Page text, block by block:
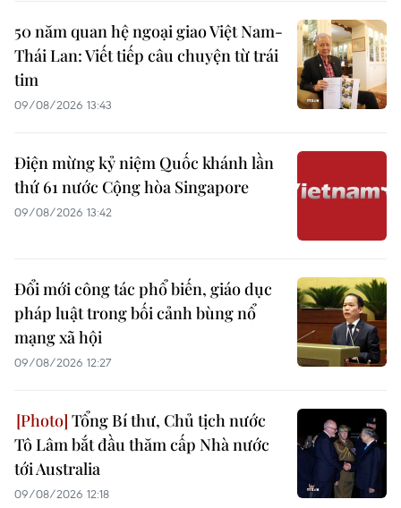
50 năm quan hệ ngoại giao Việt Nam-
Thái Lan: Viết tiếp câu chuyện từ trái
tim
09/08/2026 13:43
Điện mừng kỷ niệm Quốc khánh lần
thứ 61 nước Cộng hòa Singapore
09/08/2026 13:42
Đổi mới công tác phổ biến, giáo dục
pháp luật trong bối cảnh bùng nổ
mạng xã hội
09/08/2026 12:27
Tổng Bí thư, Chủ tịch nước
Tô Lâm bắt đầu thăm cấp Nhà nước
tới Australia
09/08/2026 12:18